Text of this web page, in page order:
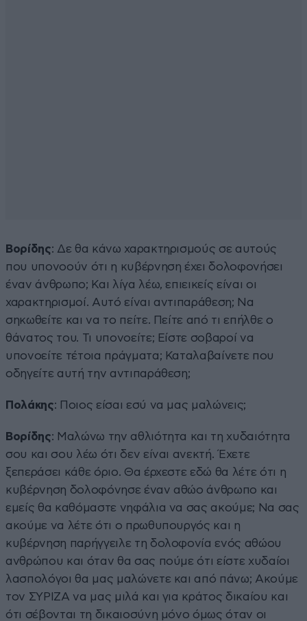
Βορίδης: Δε θα κάνω χαρακτηρισμούς σε αυτούς
που υπονοούν ότι η κυβέρνηση έχει δολοφονήσει
έναν άνθρωπο; Και λίγα λέω, επιεικείς είναι οι
χαρακτηρισμοί. Αυτό είναι αντιπαράθεση; Να
σηκωθείτε και να το πείτε. Πείτε από τι επήλθε ο
θάνατος του. Τι υπονοείτε; Είστε σοβαροί να
υπονοείτε τέτοια πράγματα; Καταλαβαίνετε που
οδηγείτε αυτή την αντιπαράθεση;
Πολάκης: Ποιος είσαι εσύ να μας μαλώνεις;
Βορίδης: Μαλώνω την αθλιότητα και τη χυδαιότητα
σου και σου λέω ότι δεν είναι ανεκτή. Έχετε
ξεπεράσει κάθε όριο. Θα έρχεστε εδώ θα λέτε ότι η
κυβέρνηση δολοφόνησε έναν αθώο άνθρωπο και
εμείς θα καθόμαστε νηφάλια να σας ακούμε; Να σας
ακούμε να λέτε ότι ο πρωθυπουργός και η
κυβέρνηση παρήγγειλε τη δολοφονία ενός αθώου
ανθρώπου και όταν θα σας πούμε ότι είστε χυδαίοι
λασπολόγοι θα μας μαλώνετε και από πάνω; Ακούμε
τον ΣΥΡΙΖΑ να μας μιλά και για κράτος δικαίου και
ότι σέβονται τη δικαιοσύνη μόνο όμως όταν οι